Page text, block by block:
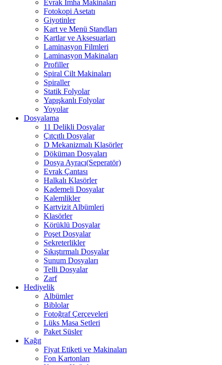
Evrak İmha Makinaları
Fotokopi Asetatı
Giyotinler
Kart ve Menü Standları
Kartlar ve Aksesuarları
Laminasyon Filmleri
Laminasyon Makinaları
Profiller
Spiral Cilt Makinaları
Spiraller
Statik Folyolar
Yapışkanlı Folyolar
Yoyolar
Dosyalama
11 Delikli Dosyalar
Çıtçıtlı Dosyalar
D Mekanizmalı Klasörler
Döküman Dosyaları
Dosya Ayracı(Seperatör)
Evrak Çantası
Halkalı Klasörler
Kademeli Dosyalar
Kalemlikler
Kartvizit Albümleri
Klasörler
Körüklü Dosyalar
Poşet Dosyalar
Sekreterlikler
Sıkıştırmalı Dosyalar
Sunum Dosyaları
Telli Dosyalar
Zarf
Hediyelik
Albümler
Biblolar
Fotoğraf Çerçeveleri
Lüks Masa Setleri
Paket Süsler
Kağıt
Fiyat Etiketi ve Makinaları
Fon Kartonları